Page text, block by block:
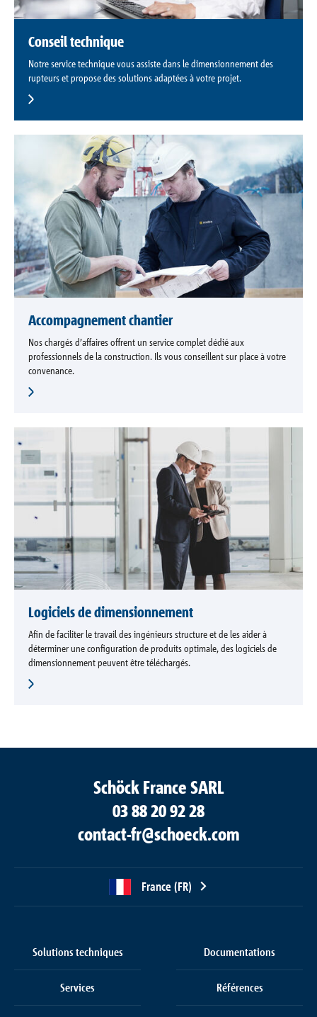
Conseil technique
Notre service technique vous assiste dans le dimensionnement des
rupteurs et propose des solutions adaptées à votre projet.
Accompagnement chantier
Nos chargés d’affaires offrent un service complet dédié aux
professionnels de la construction. Ils vous conseillent sur place à votre
convenance.
Logiciels de dimensionnement
Afin de faciliter le travail des ingénieurs structure et de les aider à
déterminer une configuration de produits optimale, des logiciels de
dimensionnement peuvent être téléchargés.
Schöck France SARL
03 88 20 92 28
contact-fr@schoeck.com
France (FR)
Solutions techniques Documentations
Services Références